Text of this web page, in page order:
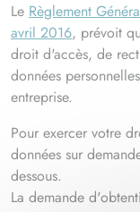
Le Règlement
avril 2016, prévoit
droit d'accès, de
données
entreprise.
Pour exercer votre
données sur
dessous.
La demande